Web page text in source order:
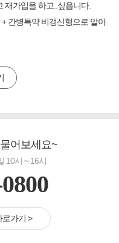
재가입을 하고..싶읍니다.
간병특약 비갱신형으로 알아
어보세요~
10시 ~ 16시
로가기 >